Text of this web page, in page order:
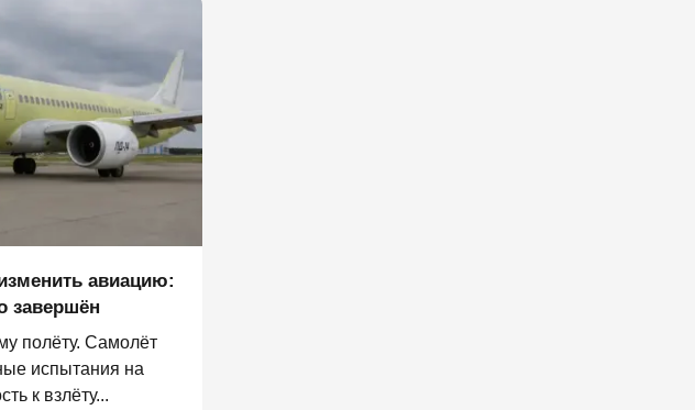
авиацию:
завершён
полёту. Самолёт
испытания на
к взлёту...